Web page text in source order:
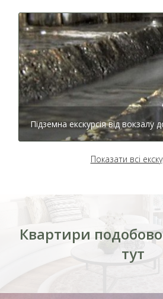
Підземна екскурсія від вокзалу
Показати всі
Квартири
тут